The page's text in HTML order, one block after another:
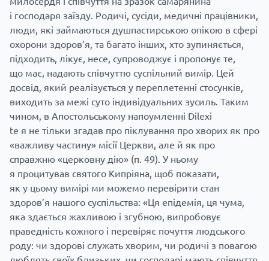
і господаря заїзду. Родичі, сусіди, медичні працівники,
люди, які займаються душпастирською опікою в сфері
охорони здоров’я, та багато інших, хто зупиняється,
підходить, лікує, несе, супроводжує і пропонує те,
що має, надають співчуттю суспільний вимір. Цей
досвід, який реалізується у переплетенні стосунків,
виходить за межі суто індивідуальних зусиль. Таким
чином, в Апостольському напоумленні Dilexi
te я не тільки згадав про піклування про хворих як про
«важливу частину» місії Церкви, але й як про
справжню «церковну дію» (п. 49). У ньому
я процитував святого Кипріяна, щоб показати,
як у цьому вимірі ми можемо перевірити стан
здоров’я нашого суспільства: «Ця епідемія, ця чума,
яка здається жахливою і згубною, випробовує
праведність кожного і перевіряє почуття людського
роду: чи здорові служать хворим, чи родичі з повагою